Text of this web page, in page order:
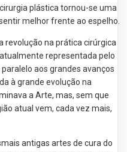
plástica tornou-se uma
melhor frente ao espelho.
revolução na prática cirúrgica
representada pelo
aos grandes avanços
à grande evolução na
a Arte, mas, sem que
atual vem, cada vez mais,
antigas artes de cura do